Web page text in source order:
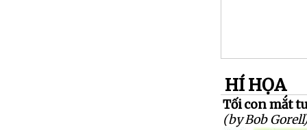
HÍ HỌA
Tối con mắt
(by Bob